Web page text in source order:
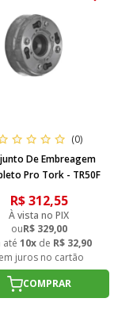
(0)
De Embreagem
Pro Tork - TR50F
R$ 312,55
À vista no PIX
ouR$ 329,00
até 10xde R$ 32,90
juros no cartão
COMPRAR